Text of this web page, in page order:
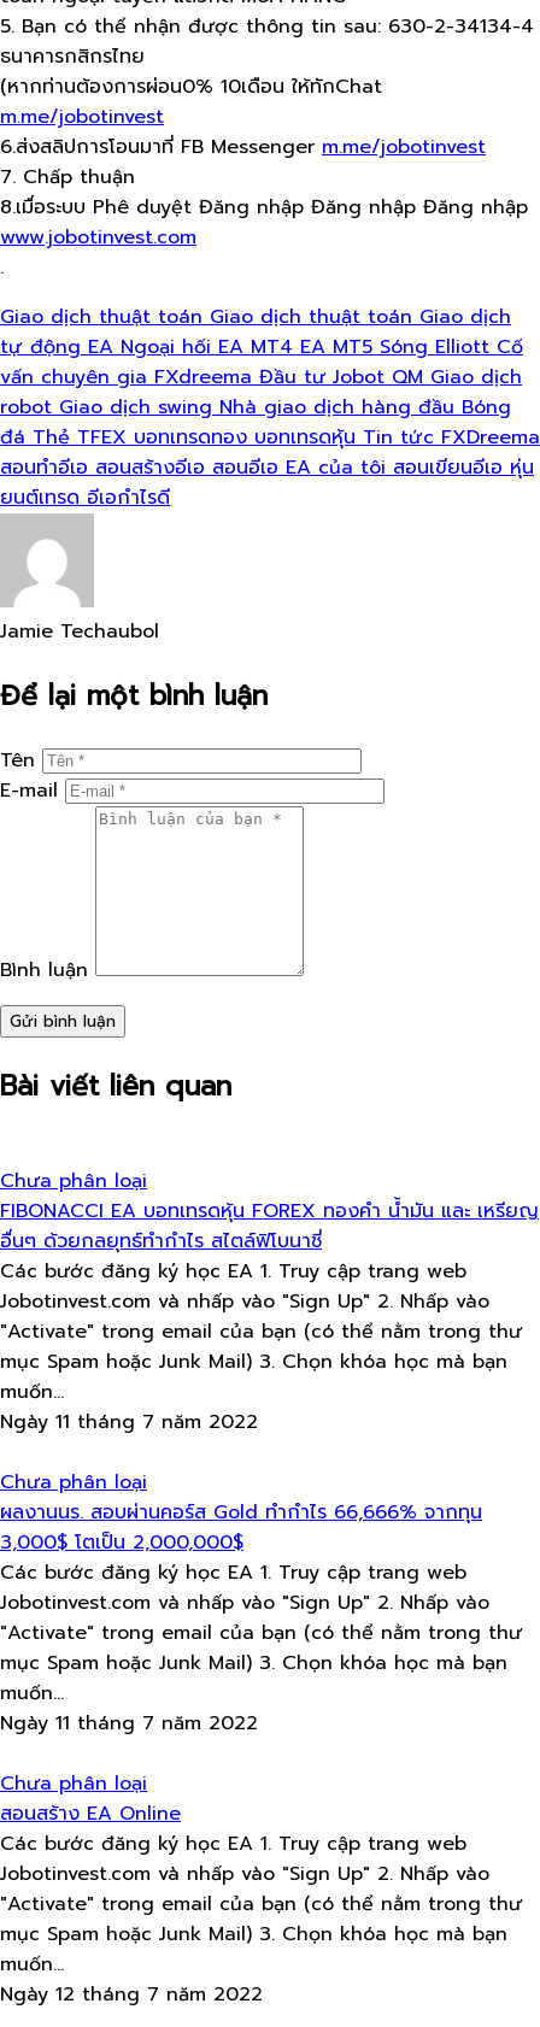
5. Bạn có thể nhận được thông tin sau: 630-2-34134-4
ธนาคารกสิกรไทย
(หากท่านต้องการผ่อน0% 10เดือน​ ให้ทักChat
m.me/jobotinvest
6.ส่งสลิปการโอนมาที่ FB Messenger m.me/jobotinvest
7. Chấp thuận
8.เมื่อระบบ Phê duyệt Đăng nhập Đăng nhập Đăng nhập
www.jobotinvest.com
.
Giao dịch thuật toánGiao dịch thuật toánGiao dịch
tự độngEA Ngoại hốiEA MT4EA MT5Sóng ElliottCố
vấn chuyên giaFXdreemaĐầu tư JobotQMGiao dịch
robotGiao dịch swingNhà giao dịch hàng đầuBóng
đáThẻ TFEXบอทเทรดทองบอทเทรดหุ้นTin tức FXDreema
สอนทำอีเอสอนสร้างอีเอสอนอีเอEA của tôiสอนเขียนอีเอหุ่น
ยนต์เทรดอีเอกำไรดี
Jamie Techaubol
Để lại một bình luận
Tên
E-mail
Bình luận
Gửi bình luận
Bài viết liên quan
Chưa phân loại
FIBONACCI EA บอทเทรดหุ้น​ FOREX ทองคำ​ น้ำมัน​ และ​ เหรียญ​
อื่นๆ​ ด้วยกลยุทธ์​ทำกำไร​ สไตล์​ฟิโบนาชี่
Các bước đăng ký học EA 1. Truy cập trang web
Jobotinvest.com và nhấp vào "Sign Up" 2. Nhấp vào
"Activate" trong email của bạn (có thể nằm trong thư
mục Spam hoặc Junk Mail) 3. Chọn khóa học mà bạn
muốn...
Ngày 11 tháng 7 năm 2022
Chưa phân loại
ผลงานนร.​ สอบผ่านคอร์ส​ Gold ทำ​กำไร​ 66,666% จากทุน​
3,000$ โตเป็น​ 2,000,000$
Các bước đăng ký học EA 1. Truy cập trang web
Jobotinvest.com và nhấp vào "Sign Up" 2. Nhấp vào
"Activate" trong email của bạn (có thể nằm trong thư
mục Spam hoặc Junk Mail) 3. Chọn khóa học mà bạn
muốn...
Ngày 11 tháng 7 năm 2022
Chưa phân loại
สอนสร้าง​ EA Online
Các bước đăng ký học EA 1. Truy cập trang web
Jobotinvest.com và nhấp vào "Sign Up" 2. Nhấp vào
"Activate" trong email của bạn (có thể nằm trong thư
mục Spam hoặc Junk Mail) 3. Chọn khóa học mà bạn
muốn...
Ngày 12 tháng 7 năm 2022